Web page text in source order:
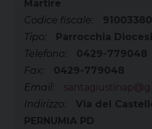
Martire
Codice fiscale:
Tipo:
Parrocchia
Telefono:
0429-779048
Fax:
0429-779048
Email:
Indirizzo:
Via del
PERNUMIA PD